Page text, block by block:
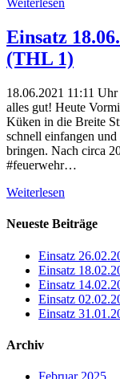
Weiterlesen
Einsatz
(THL 1)
18.06.2021 11:11
alles gut! Heute
Küken in die Breite
schnell einfangen
bringen. Nach circa
#feuerwehr…
Weiterlesen
Neueste Beiträge
Einsatz
Einsatz
Einsatz
Einsatz
Einsatz
Archiv